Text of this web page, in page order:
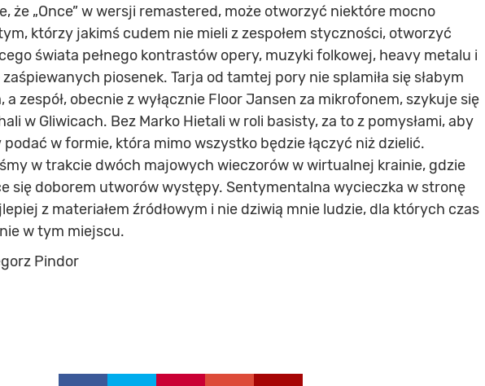
że „Once” w wersji remastered, może otworzyć niektóre mocno
którzy jakimś cudem nie mieli z zespołem styczności, otworzyć
świata pełnego kontrastów opery, muzyki folkowej, heavy metalu i
piosenek. Tarja od tamtej pory nie splamiła się słabym
a zespół, obecnie z wyłącznie Floor Jansen za mikrofonem, szykuje się
w Gliwicach. Bez Marko Hietali w roli basisty, za to z pomysłami, aby
podać w formie, która mimo wszystko będzie łączyć niż dzielić.
w trakcie dwóch majowych wieczorów w wirtualnej krainie, gdzie
się doborem utworów występy. Sentymentalna wycieczka w stronę
z materiałem źródłowym i nie dziwią mnie ludzie, dla których czas
w tym miejscu.
Pindor